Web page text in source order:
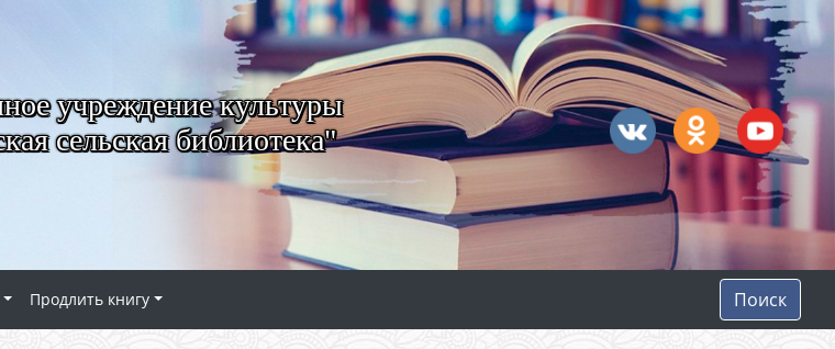
учреждение культуры
сельская библиотека"
Продлить книгу Поиск